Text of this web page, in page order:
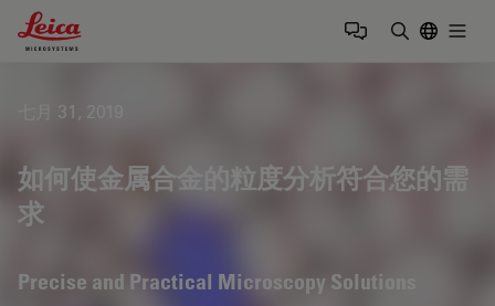
Leica Microsystems Logo
七月 31, 2019
如何使金属合金的粒度分析符合您的需
求
Precise and Practical Microscopy Solutions